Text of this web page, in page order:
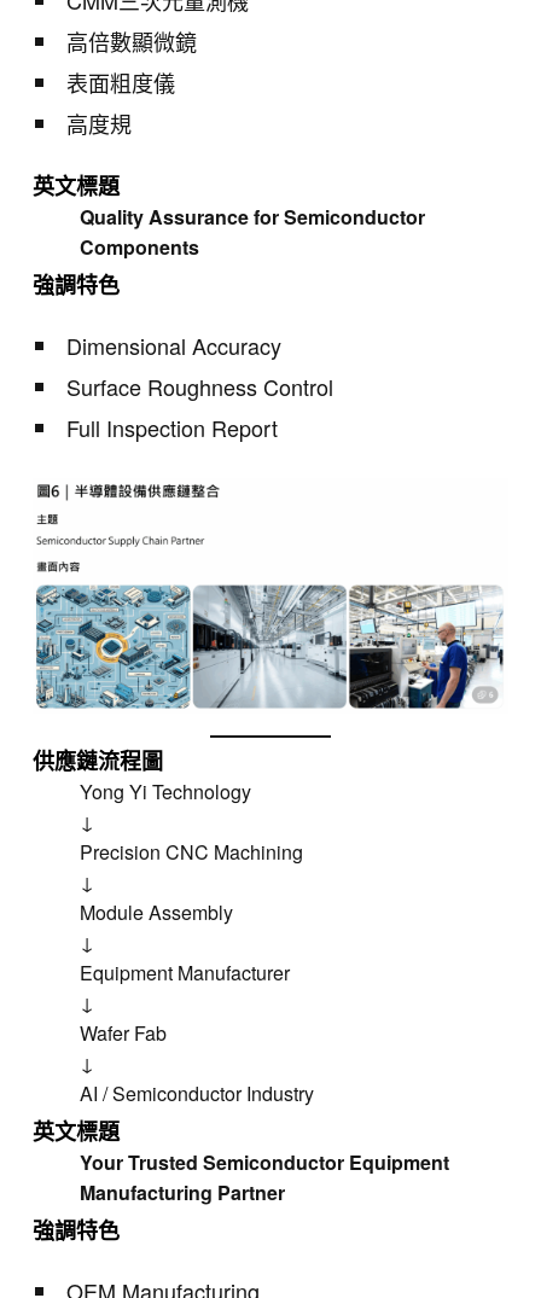
高倍數顯微鏡
表面粗度儀
高度規
英文標題
Quality Assurance for Semiconductor
Components
強調特色
Dimensional Accuracy
Surface Roughness Control
Full Inspection Report
供應鏈流程圖
Yong Yi Technology
↓
Precision CNC Machining
↓
Module Assembly
↓
Equipment Manufacturer
↓
Wafer Fab
↓
AI / Semiconductor Industry
英文標題
Your Trusted Semiconductor Equipment
Manufacturing Partner
強調特色
OEM Manufacturing